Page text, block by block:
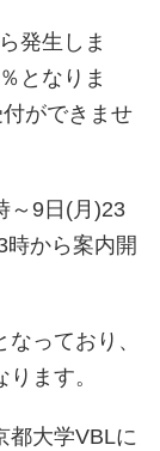
発生しま
となりま
ができませ
～9日(月)23
時から案内開
っており、
ます。
都大学VBLに